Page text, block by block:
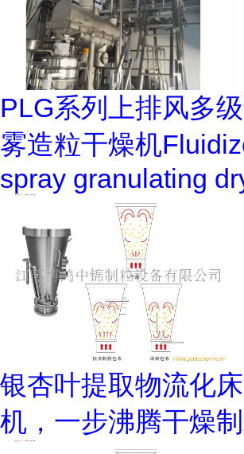
PLG系列上排风多
雾造粒干燥机
spray granulating
银杏叶提取物流化
机，一步沸腾干燥